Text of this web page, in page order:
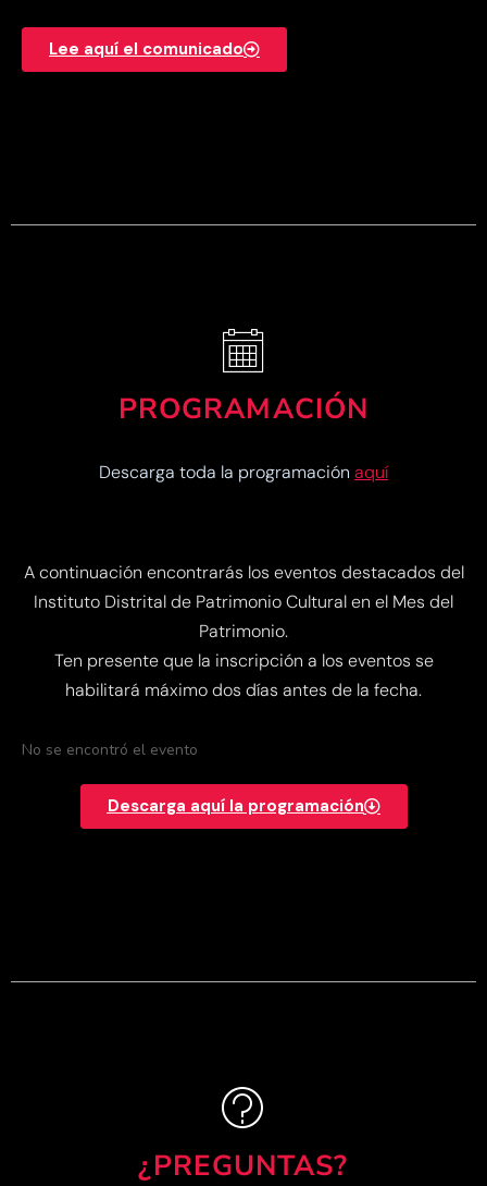
Lee aquí el comunicado
PROGRAMACIÓN
Descarga toda la programación aquí
A continuación encontrarás los eventos destacados del
Instituto Distrital de Patrimonio Cultural en el Mes del
Patrimonio.
Ten presente que la inscripción a los eventos se
habilitará máximo dos días antes de la fecha.
No se encontró el evento
Descarga aquí la programación
¿PREGUNTAS?